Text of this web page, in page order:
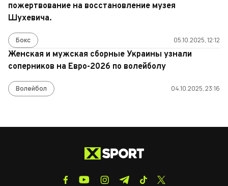
пожертвование на восстановление музея
Шухевича.
Бокс 05.10.2025, 12:12
Женская и мужская сборные Украины узнали
соперников на Евро-2026 по волейболу
Волейбол 04.10.2025, 23:16